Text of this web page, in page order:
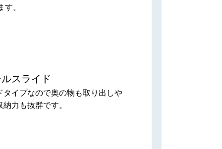
。
スライド
タイプなので奥の物も取り出しや
力も抜群です。